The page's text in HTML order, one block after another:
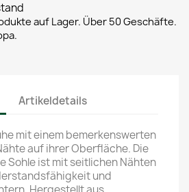
auf Lager. Über 50 Geschäfte.
Artikeldetails
mit einem bemerkenswerten
auf ihrer Oberfläche. Die
Sohle ist mit seitlichen Nähten
und